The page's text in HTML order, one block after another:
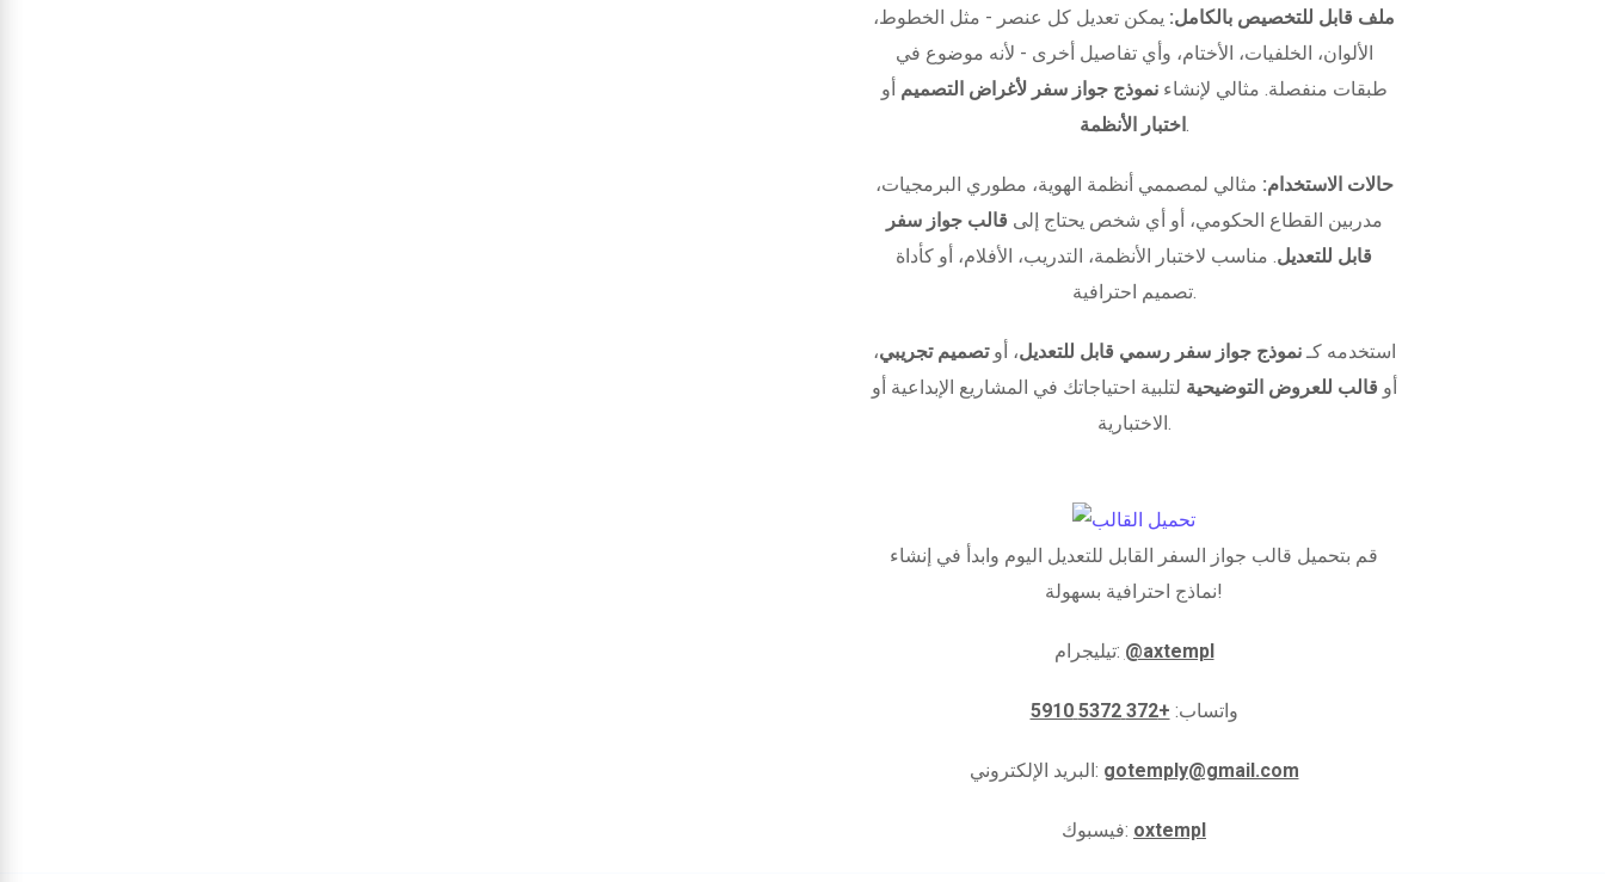
ملف قابل للتخصيص بالكامل: يمكن تعديل كل عنصر - مثل الخطوط،
الألوان، الخلفيات، الأختام، وأي تفاصيل أخرى - لأنه موضوع في
طبقات منفصلة. مثالي لإنشاءنموذج جواز سفر لأغراض التصميم أو
اختبار الأنظمة.
حالات الاستخدام: مثالي لمصممي أنظمة الهوية، مطوري البرمجيات،
مدربين القطاع الحكومي، أو أي شخص يحتاج إلى قالب جواز سفر
قابل للتعديل. مناسب لاختبار الأنظمة، التدريب، الأفلام، أو كأداة
تصميم احترافية.
استخدمه كـنموذج جواز سفر رسمي قابل للتعديل، أوتصميم تجريبي،
أو قالب للعروض التوضيحية لتلبية احتياجاتك في المشاريع الإبداعية أو
الاختبارية.
قم بتحميل قالب جواز السفر القابل للتعديل اليوم وابدأ في إنشاء
نماذج احترافية بسهولة!
تيليجرام: @axtempl
واتساب: +372 5372 5910
البريد الإلكتروني: gotemply@gmail.com
فيسبوك: oxtempl